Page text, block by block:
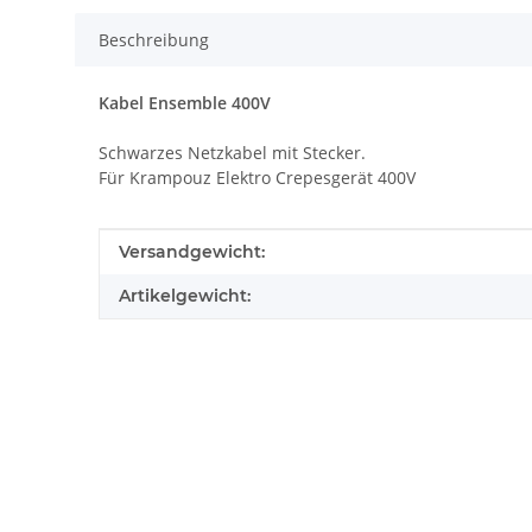
Beschreibung
Kabel Ensemble 400V
Schwarzes Netzkabel mit Stecker.
Für Krampouz Elektro Crepesgerät 400V
Produkteigenschaft
Wert
Versandgewicht:
Artikelgewicht: